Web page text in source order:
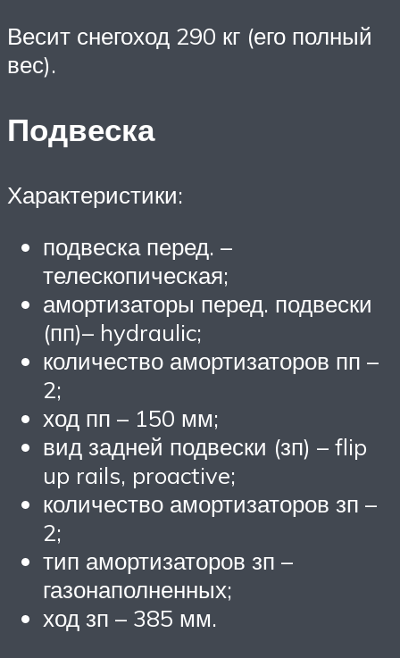
Весит снегоход 290 кг (его полный
вес).
Подвеска
Характеристики:
подвеска перед. –
телескопическая;
амортизаторы перед. подвески
(пп)– hydraulic;
количество амортизаторов пп –
2;
ход пп – 150 мм;
вид задней подвески (зп) – flip
up rails, proactive;
количество амортизаторов зп –
2;
тип амортизаторов зп –
газонаполненных;
ход зп – 385 мм.